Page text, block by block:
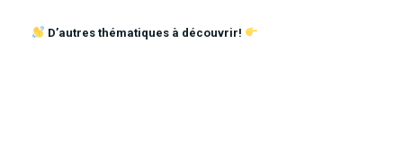
D’autres thématiques à découvrir!